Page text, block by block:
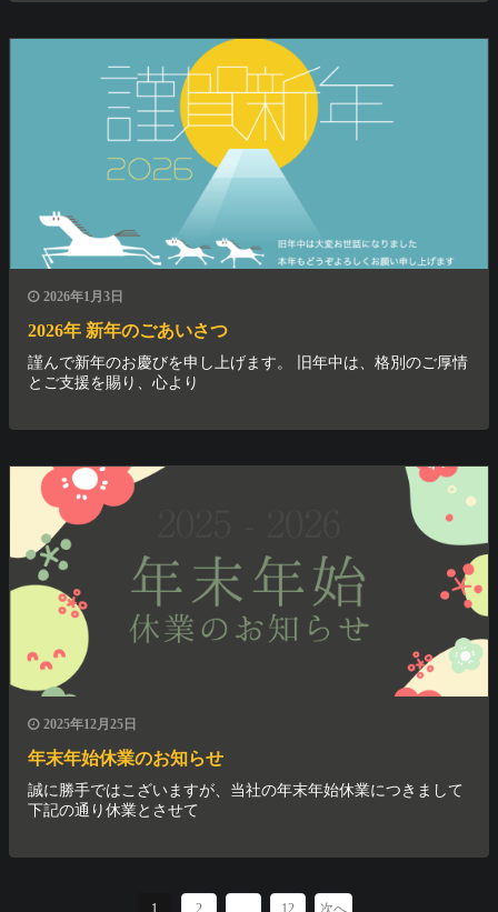
2026年1月3日
2026年 新年のごあいさつ
謹んで新年のお慶びを申し上げます。 旧年中は、格別のご厚情
とご支援を賜り、心より
2025年12月25日
年末年始休業のお知らせ
誠に勝手ではこざいますが、当社の年末年始休業につきまして
下記の通り休業とさせて
1 2 12 次へ